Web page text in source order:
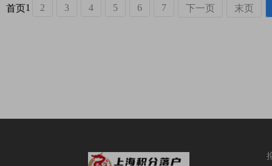
首页1 2 3 4 5 6 7 下一页 末页